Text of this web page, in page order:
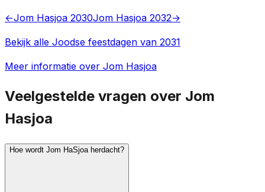
←Jom Hasjoa 2030Jom Hasjoa 2032→
Bekijk alle Joodse feestdagen van 2031
Meer informatie over Jom Hasjoa
Veelgestelde vragen over Jom
Hasjoa
Hoe wordt Jom HaSjoa herdacht?